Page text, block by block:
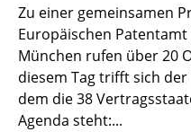
Zu einer gemeinsamen
Europäischen Patentamt
München rufen über 20
diesem Tag trifft sich
dem die 38
Agenda steht:...